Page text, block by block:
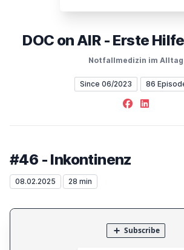
DOC on AIR - Erste
Notfallmedizin im Alltag
Since 06/2023 86
Facebook
LinkedIn
#46 - Inkontinenz
08.02.2025 28 min